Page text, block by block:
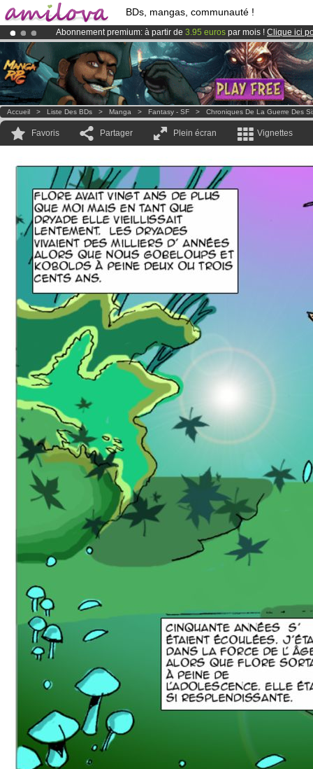
BDs, mangas, communauté !
Abonnement premium: à partir de 3.95 euros par mois ! Clique ici
LeKickstarter Amilova est désormais lancé!.
Déjà 100000membreset 1000BDs & Mangas!
Accueil > Liste Des BDs > Manga > Fantasy - SF > Chroniques De La Guerre Des
Favoris Partager Plein écran Vignettes